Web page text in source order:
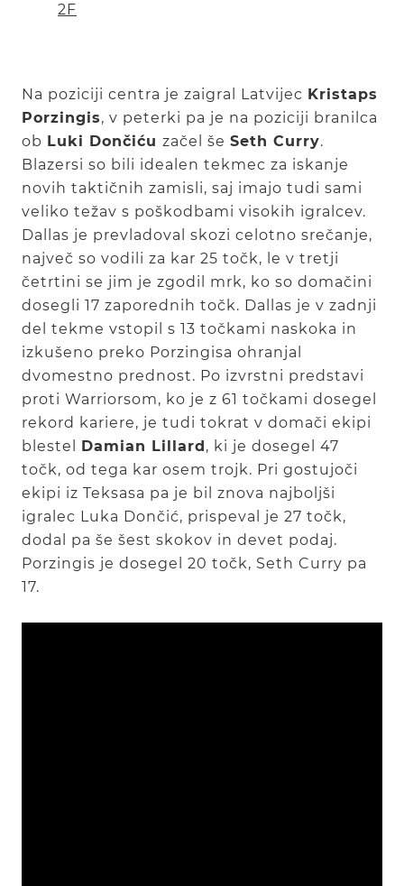
2F
Na poziciji centra je zaigral Latvijec Kristaps
Porzingis, v peterki pa je na poziciji branilca
ob Luki Dončiću začel še Seth Curry.
Blazersi so bili idealen tekmec za iskanje
novih taktičnih zamisli, saj imajo tudi sami
veliko težav s poškodbami visokih igralcev.
Dallas je prevladoval skozi celotno srečanje,
največ so vodili za kar 25 točk, le v tretji
četrtini se jim je zgodil mrk, ko so domačini
dosegli 17 zaporednih točk. Dallas je v zadnji
del tekme vstopil s 13 točkami naskoka in
izkušeno preko Porzingisa ohranjal
dvomestno prednost. Po izvrstni predstavi
proti Warriorsom, ko je z 61 točkami dosegel
rekord kariere, je tudi tokrat v domači ekipi
blestel Damian Lillard, ki je dosegel 47
točk, od tega kar osem trojk. Pri gostujoči
ekipi iz Teksasa pa je bil znova najboljši
igralec Luka Dončić, prispeval je 27 točk,
dodal pa še šest skokov in devet podaj.
Porzingis je dosegel 20 točk, Seth Curry pa
17.